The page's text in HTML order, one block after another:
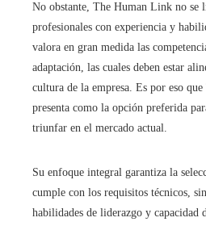
No obstante, The Human Link no se
profesionales con experiencia y
valora en gran medida las
adaptación, las cuales deben estar
cultura de la empresa. Es por eso
presenta como la opción preferida
triunfar en el mercado actual.
Su enfoque integral garantiza la
cumple con los requisitos técnicos,
habilidades de liderazgo y capacidad